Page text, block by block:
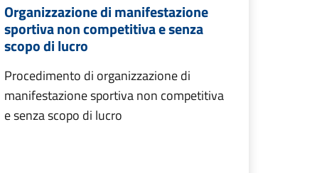
Organizzazione di manifestazione
sportiva non competitiva e senza
scopo di lucro
Procedimento di organizzazione di
manifestazione sportiva non competitiva
e senza scopo di lucro